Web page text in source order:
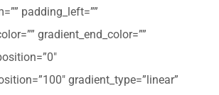
padding_left=””
gradient_end_color=””
gradient_type=”linear”